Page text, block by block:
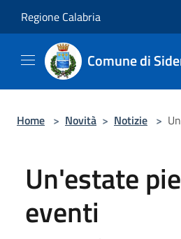
Regione Calabria
Comune di
Home > Novità > Notizie >
Un'estate
eventi